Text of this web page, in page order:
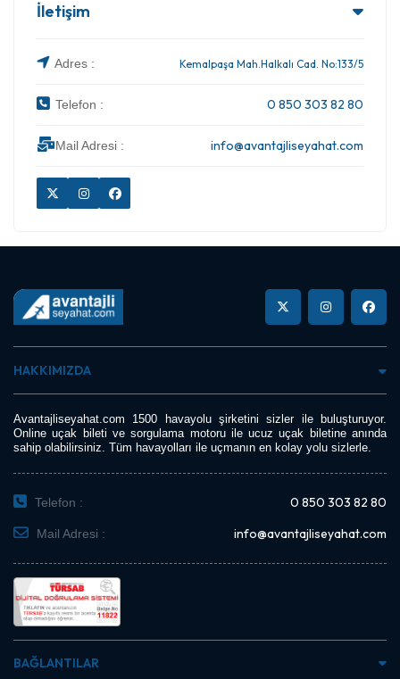
İletişim
Adres : Kemalpaşa Mah.Halkalı Cad. No:133/5
Telefon : 0 850 303 82 80
Mail Adresi : info@avantajliseyahat.com
HAKKIMIZDA
Avantajliseyahat.com 1500 havayolu şirketini sizler ile buluşturuyor.
Online uçak bileti ve sorgulama motoru ile ucuz uçak biletine anında
sahip olabilirsiniz. Tüm havayolları ile uçmanın en kolay yolu sizlerle.
Telefon : 0 850 303 82 80
Mail Adresi : info@avantajliseyahat.com
BAĞLANTILAR